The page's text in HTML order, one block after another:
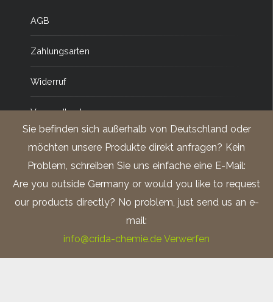
Sie befinden sich außerhalb von Deutschland oder
möchten unsere Produkte direkt anfragen? Kein
Problem, schreiben Sie uns einfache eine E-Mail:
Are you outside Germany or would you like to request
our products directly? No problem, just send us an e-
mail:
info@crida-chemie.de Verwerfen
AGB
Zahlungsarten
Widerruf
Versandkosten
Impressum
Datenschutz